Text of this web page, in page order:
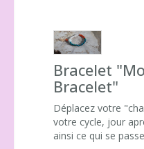
Bracelet
Bracelet"
Déplacez votre
votre cycle, jour
ainsi ce qui se